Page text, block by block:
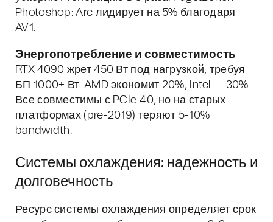
Photoshop: Arc лидирует на 5% благодаря
AV1.
Энергопотребление и совместимость
RTX 4090 жрет 450 Вт под нагрузкой, требуя
БП 1000+ Вт. AMD экономит 20%, Intel — 30%.
Все совместимы с PCIe 4.0, но на старых
платформах (pre-2019) теряют 5-10%
bandwidth.
Системы охлаждения: надежность и
долговечность
Ресурс системы охлаждения определяет срок